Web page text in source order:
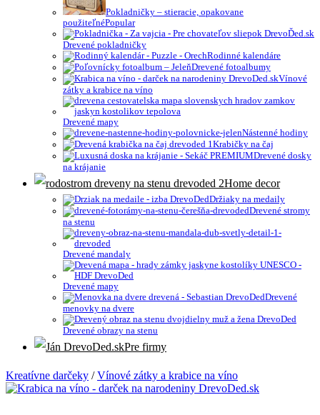
Pokladničky – stieracie, opakovane
použiteľné
Drevené pokladničky
Rodinné kalendáre
Drevené fotoalbumy
Vínové
zátky a krabice na víno
Drevené mapy
Nástenné hodiny
Krabičky na čaj
Drevené dosky
na krájanie
Home decor
Držiaky na medaily
Drevené stromy
na stenu
Drevené mandaly
Drevené mapy
Drevené
menovky na dvere
Drevené obrazy na stenu
Pre firmy
Kreatívne darčeky / Vínové zátky a krabice na víno